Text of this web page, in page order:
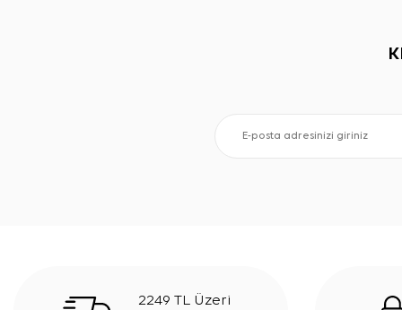
2249 TL Üzeri